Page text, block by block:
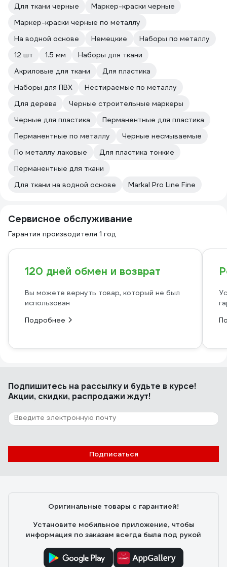
Для ткани черные
Маркер-краски черные
Маркер-краски черные по металлу
На водной основе
Немецкие
Наборы по металлу
12 шт
1.5 мм
Наборы для ткани
Акриловые для ткани
Для пластика
Наборы для ПВХ
Нестираемые по металлу
Для дерева
Черные строительные маркеры
Черные для пластика
Перманентные для пластика
Перманентные по металлу
Черные несмываемые
По металлу лаковые
Для пластика тонкие
Перманентные для ткани
Для ткани на водной основе
Markal Pro Line Fine
Сервисное обслуживание
Гарантия производителя 1 год
120 дней обмен и возврат
Вы можете вернуть товар, который не был
использован
Подробнее
Подпишитесь на рассылкуи будьте в курсе!
Акции, скидки, распродажи ждут!
Подписаться
Оригинальные товары с гарантией!
Установите мобильное приложение, чтобы
информация по заказам всегда была под рукой